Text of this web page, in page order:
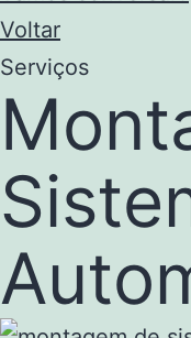
Voltar
Serviços